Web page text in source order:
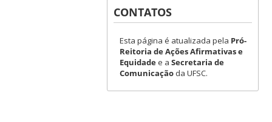
CONTATOS
Esta página é atualizada pela Pró-
Reitoria de Ações Afirmativas e
Equidadee a Secretaria de
Comunicaçãoda UFSC.